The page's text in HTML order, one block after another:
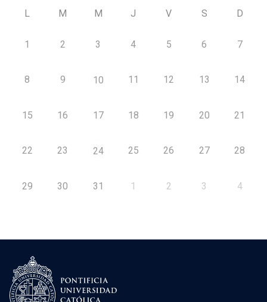
L M M J V S D
1 2 3 4 5 6 7
8 9 10 11 12 13 14
15 16 17 18 19 20 21
22 23 24 25 26 27 28
29 30 31 1 2 3 4